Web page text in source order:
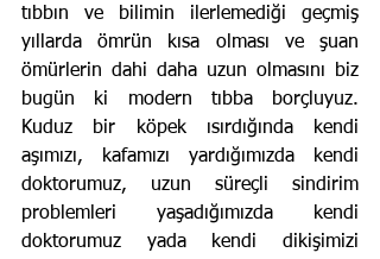
tıbbın ve bilimin ilerlemediği geçmiş
yıllarda ömrün kısa olması ve şuan
ömürlerin dahi daha uzun olmasını biz
bugün ki modern tıbba borçluyuz.
Kuduz bir köpek ısırdığında kendi
aşımızı, kafamızı yardığımızda kendi
doktorumuz, uzun süreçli sindirim
problemleri yaşadığımızda kendi
doktorumuz yada kendi dikişimizi